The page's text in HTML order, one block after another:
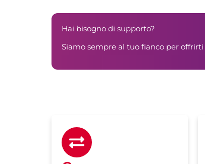
Hai bisogno di supporto?
Siamo sempre al tuo fianco per